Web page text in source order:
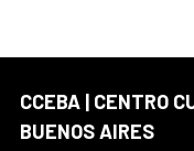
CCEBA | CENTRO
BUENOS AIRES